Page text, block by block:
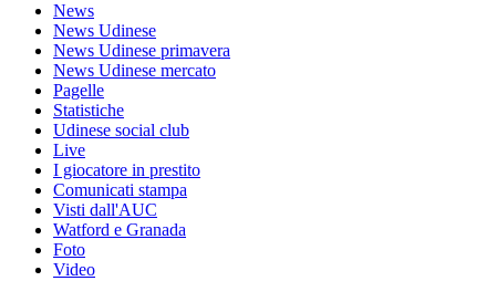
News
News Udinese
News Udinese primavera
News Udinese mercato
Pagelle
Statistiche
Udinese social club
Live
I giocatore in prestito
Comunicati stampa
Visti dall'AUC
Watford e Granada
Foto
Video